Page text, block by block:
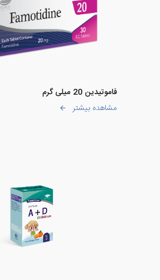
فاموتیدین 20 میلی گرم
مشاهده بیشتر